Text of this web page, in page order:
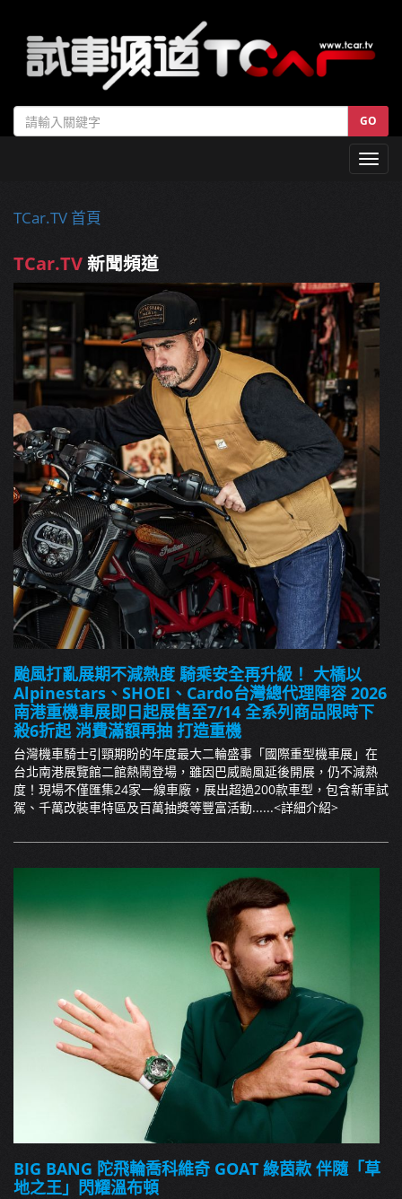
GO
TCar.TV 首頁
TCar.TV新聞頻道
颱風打亂展期不減熱度 騎乘安全再升級！ 大橋以
Alpinestars、SHOEI、Cardo台灣總代理陣容 2026
南港重機車展即日起展售至7/14 全系列商品限時下
殺6折起 消費滿額再抽 打造重機
台灣機車騎士引頸期盼的年度最大二輪盛事「國際重型機車展」在
台北南港展覽館二館熱鬧登場，雖因巴威颱風延後開展，仍不減熱
度！現場不僅匯集24家一線車廠，展出超過200款車型，包含新車試
駕、千萬改裝車特區及百萬抽獎等豐富活動......<詳細介紹>
BIG BANG 陀飛輪喬科維奇 GOAT 綠茵款 伴隨「草
地之王」閃耀溫布頓